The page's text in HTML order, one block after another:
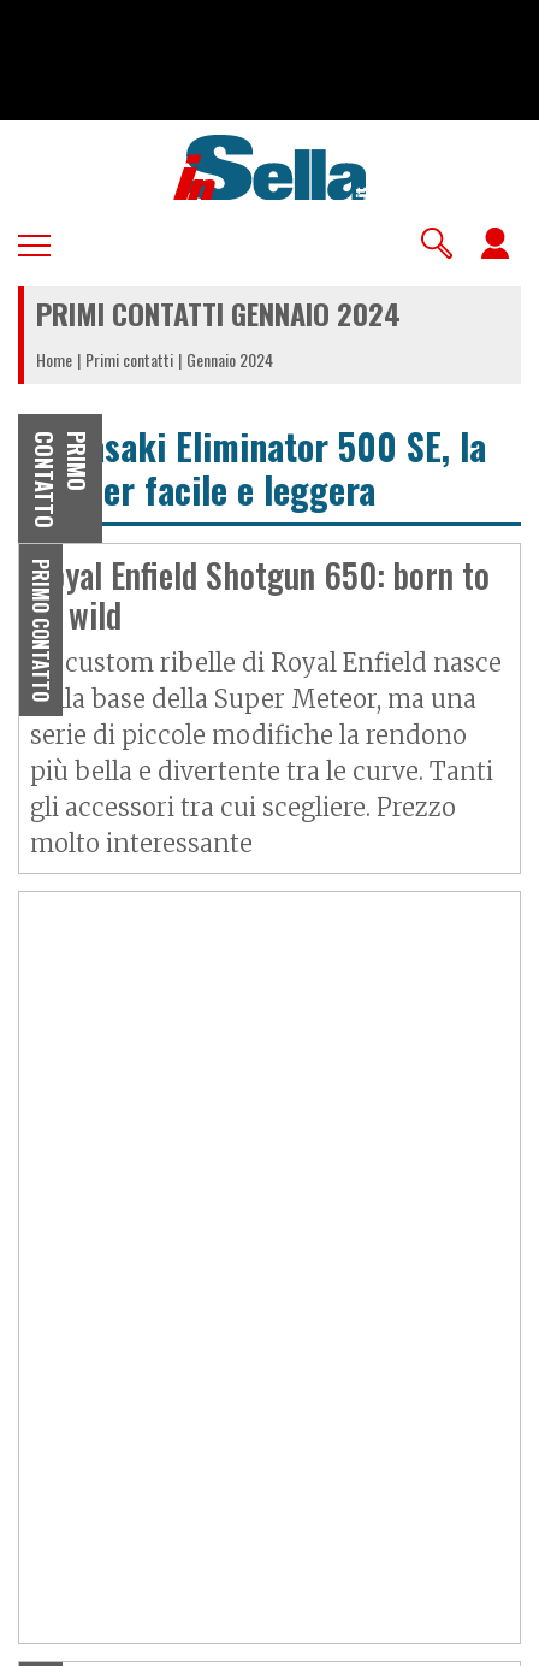
PRIMI CONTATTI GENNAIO 2024
Home Primi contatti Gennaio 2024
P
R
I
M
O
C
O
N
T
A
T
T
O
Kawasaki Eliminator 500 SE, la
cruiser facile e leggera
PRIMO CONTATTO
Royal Enfield Shotgun 650: born to
be wild
La custom ribelle di Royal Enfield nasce
sulla base della Super Meteor, ma una
serie di piccole modifiche la rendono
più bella e divertente tra le curve. Tanti
gli accessori tra cui scegliere. Prezzo
molto interessante